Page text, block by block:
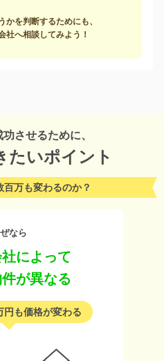
かを判断するためにも、
社へ相談してみよう！
させるために、
たいポイント
万も変わるのか？
なら
によって
が異なる
円も価格が変わる